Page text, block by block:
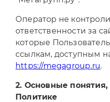
Оператор не
ответственности за
которые
ссылкам, доступным
https://megagroup.ru.
2. Основные
Политике